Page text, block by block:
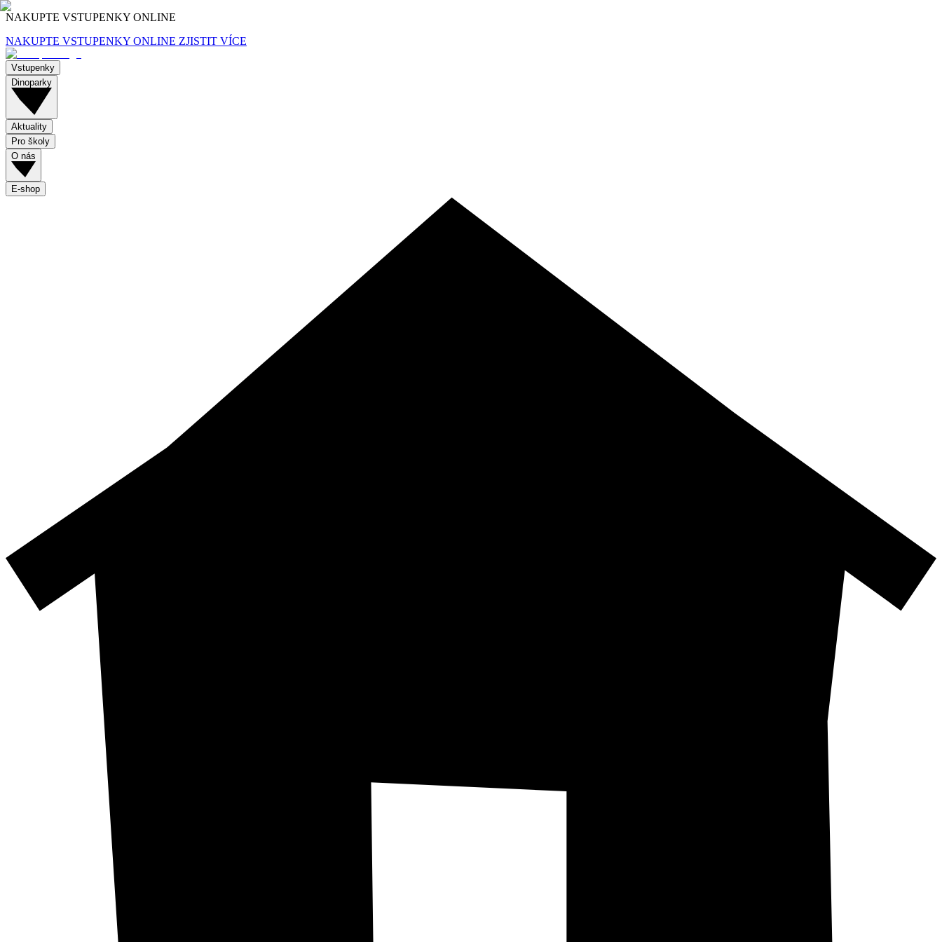
NAKUPTE VSTUPENKY ONLINE
NAKUPTE VSTUPENKY ONLINE ZJISTIT VÍCE
Vstupenky
Dinoparky
Aktuality
Pro školy
O nás
E-shop